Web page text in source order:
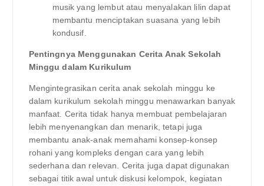
musik yang lembut atau menyalakan lilin dapat
membantu menciptakan suasana yang lebih
kondusif.
Pentingnya Menggunakan Cerita Anak Sekolah
Minggu dalam Kurikulum
Mengintegrasikan cerita anak sekolah minggu ke
dalam kurikulum sekolah minggu menawarkan banyak
manfaat. Cerita tidak hanya membuat pembelajaran
lebih menyenangkan dan menarik, tetapi juga
membantu anak-anak memahami konsep-konsep
rohani yang kompleks dengan cara yang lebih
sederhana dan relevan. Cerita juga dapat digunakan
sebagai titik awal untuk diskusi kelompok, kegiatan